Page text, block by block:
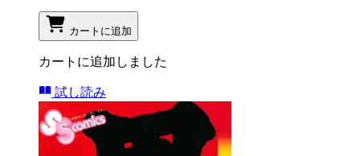
カートに追加
カートに追加しました
試し読み